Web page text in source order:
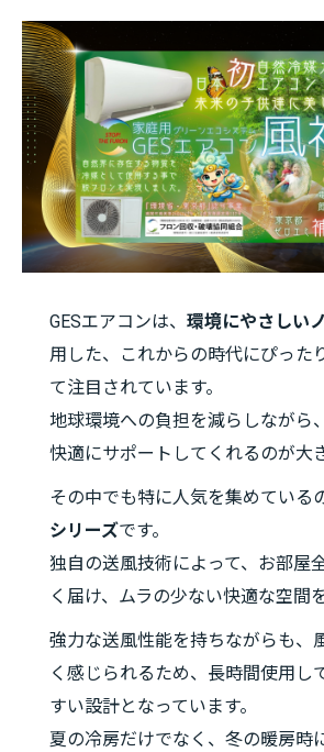
GESエアコンは、 環境にやさしい
用した、これからの時代にぴった
て注目されています。
地球環境への負担を減らしながら
快適にサポートしてくれるのが大
その中でも特に人気を集めている
シリーズです。
独自の送風技術によって、お部屋
く届け、ムラの少ない快適な空間
強力な送風性能を持ちながらも、
く感じられるため、長時間使用し
すい設計となっています。
夏の冷房だけでなく、冬の暖房時